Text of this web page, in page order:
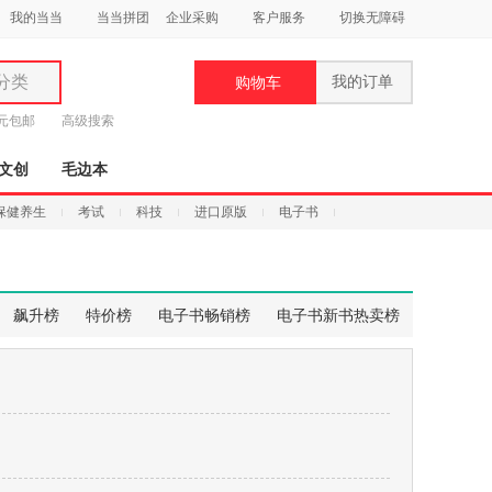
我的当当 当当拼团 企业采购 客户服务 切换无障碍
类
包邮 高级搜索
购物车 我的订单
创 毛边本
健养生 考试 科技 进口原版 电子书
飙升榜 特价榜 电子书畅销榜 电子书新书热卖榜